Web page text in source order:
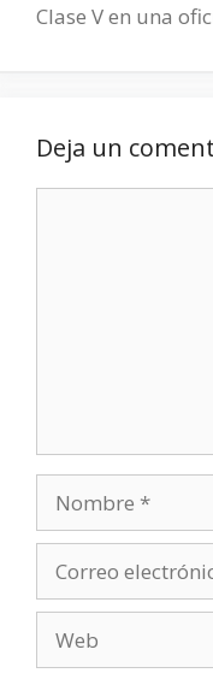
Clase V en una
Deja un
electrónico